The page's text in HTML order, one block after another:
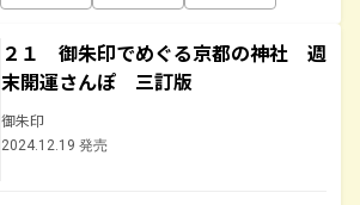
２１ 御朱印でめぐる京都の神社 週
末開運さんぽ 三訂版
御朱印
2024.12.19 発売